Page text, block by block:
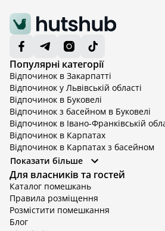
Популярні категорії
Відпочинок в Закарпатті
Відпочинок у Львівській області
Відпочинок в Буковелі
Відпочинок з басейном в Буковелі
Відпочинок в Івано-Франківській
Відпочинок в Карпатах
Відпочинок в Карпатах з басейном
Відпочинок в Київській області
Відпочинок в Київській області з
Відпочинок в Тернопільській області
Відпочинок у Вінницькій області
Відпочинок в Яремче
Відпочинок у Львівській області з
Показати більше
Для власників та гостей
Каталог помешкань
Правила розміщення
Розмістити помешкання
Блог